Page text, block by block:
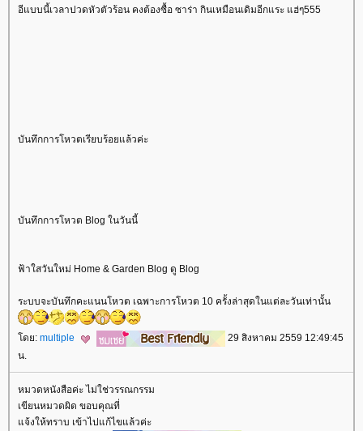
อีแบบนี้เวลาปวดหัวตัวร้อน คงต้องซื้อ ซาร่า กินเหมือนเดิมอีกแระ แฮ่ๆ555
บันทึกการโหวตเรียบร้อยแล้วค่ะ
บันทึกการโหวต Blog ในวันนี้
ฟ้าใสวันใหม่ Home & Garden Blog ดู Blog
ระบบจะบันทึกคะแนนโหวต เฉพาะการโหวต 10 ครั้งล่าสุดในแต่ละวันเท่านั้น
ดย: multiple
29 สิงหาคม 2559 12:49:45
น.
หมวดหนังสือค่ะ ไม่ใช่วรรณกรรม
เขียนหมวดผิด ขอบคุณที่
จ้งให้ทราบ เข้าไปแก้ไขแล้วค่ะ